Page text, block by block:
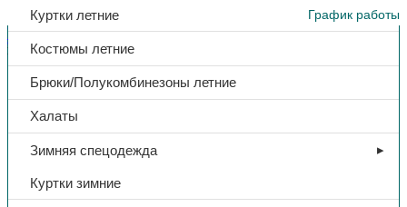
График работы
0
Куртки летние
Костюмы летние
Брюки/Полукомбинезоны летние
Халаты
Зимняя спецодежда
Куртки зимние
Главная страница»Каталог»Беруши «Руссиз 110», 37 дБ, со
шнурком, арт. 110